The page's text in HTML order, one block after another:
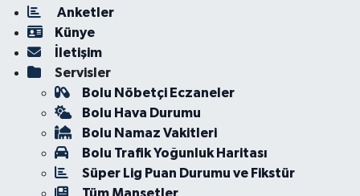
Anketler
Künye
İletişim
Servisler
Bolu Nöbetçi Eczaneler
Bolu Hava Durumu
Bolu Namaz Vakitleri
Bolu Trafik Yoğunluk Haritası
Süper Lig Puan Durumu ve Fikstür
Tüm Manşetler